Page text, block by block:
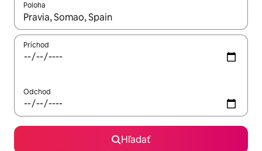
Poloha
Keď budú výsledky k dispozícii, môžete si ich prechádzať
Príchod
Odchod
Hľadať